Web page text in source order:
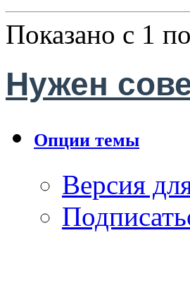
Показано с 1
Нужен
Опции темы
Версия